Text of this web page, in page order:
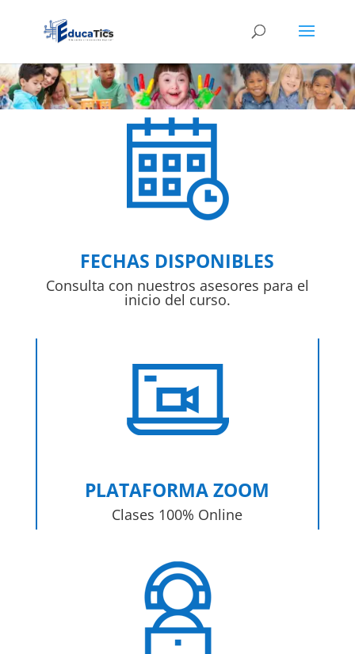
FECHAS DISPONIBLES
Consulta con nuestros asesores para el
inicio del curso.
PLATAFORMA ZOOM
Clases 100% Online